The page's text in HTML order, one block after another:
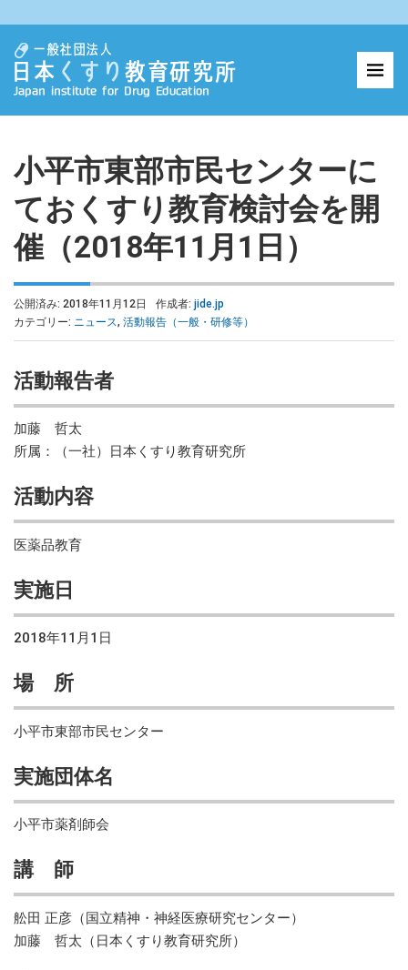
小平市東部市民センターに
ておくすり教育検討会を開
催（2018年11月1日）
公開済み: 2018年11月12日 作成者: jide.jp
カテゴリー: ニュース, 活動報告（一般・研修等）
活動報告者
加藤 哲太
所属：（一社）日本くすり教育研究所
活動内容
医薬品教育
実施日
2018年11月1日
場 所
小平市東部市民センター
実施団体名
小平市薬剤師会
講 師
舩田 正彦（国立精神・神経医療研究センター）
加藤 哲太（日本くすり教育研究所）